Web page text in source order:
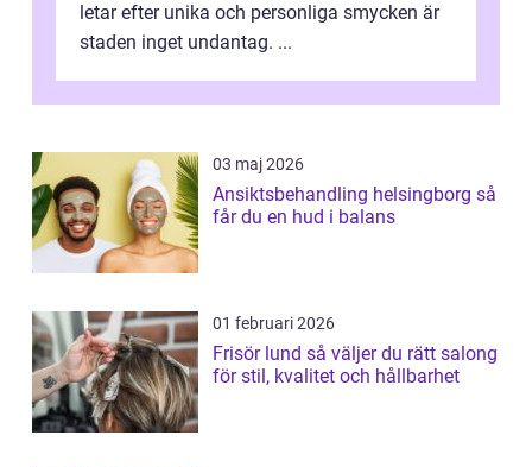
letar efter unika och personliga smycken är
staden inget undantag. ...
03 maj 2026
Ansiktsbehandling helsingborg så
får du en hud i balans
01 februari 2026
Frisör lund så väljer du rätt salong
för stil, kvalitet och hållbarhet